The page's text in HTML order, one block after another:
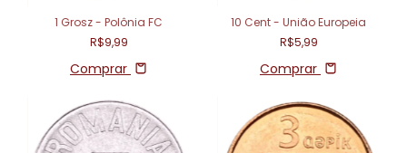
1 Grosz - Polônia FC
R$9,99
Comprar
10 Cent - União Europeia
R$5,99
Comprar